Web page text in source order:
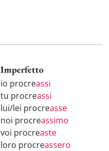
Imperfetto
io procreassi
tu procreassi
lui/lei procreasse
noi procreassimo
voi procreaste
loro procreassero